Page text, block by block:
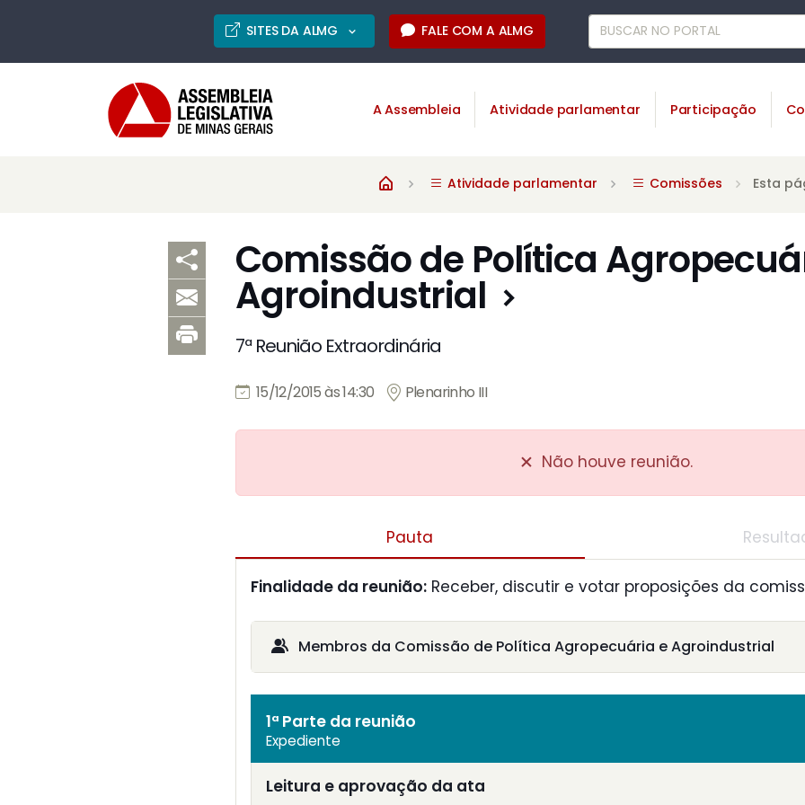
SITES DA ALMG FALE COM A ALMG
A Assembleia Atividade parlamentar Participação
Atividade parlamentar Comissões Esta
Comissão de Política
Agroindustrial
7ª Reunião Extraordinária
15/12/2015 às 14:30 Plenarinho III
Não houve reunião.
Pauta
Finalidade da reunião: Receber, discutir e votar proposições da
Membros da Comissão de Política Agropecuária e Agroindustrial
1ª Parte da reunião
Expediente
Leitura e aprovação da ata